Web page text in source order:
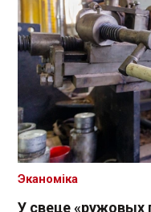
У свеце «ружовых
Эканоміка